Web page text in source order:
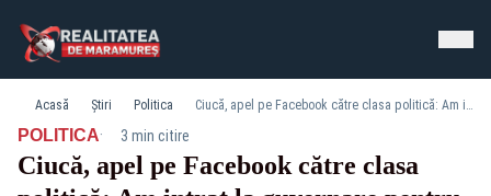
Acasă Știri Politica Ciucă, apel pe Facebook către clasa politică: Am intrat la guvernare pentru a aduce stabilitate. Nu am promis nimănui conflicte
POLITICA· 3 min citire
Ciucă, apel pe Facebook către clasa